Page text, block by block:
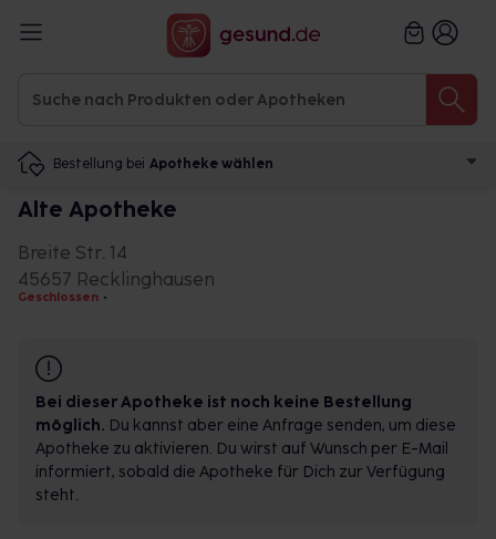
Bestellung bei Apotheke wählen
Alte Apotheke
Breite Str. 14
45657 Recklinghausen
Geschlossen •
Bei dieser Apotheke ist noch keine Bestellung
möglich. Du kannst aber eine Anfrage senden, um diese
Apotheke zu aktivieren. Du wirst auf Wunsch per E-Mail
informiert, sobald die Apotheke für Dich zur Verfügung
steht.